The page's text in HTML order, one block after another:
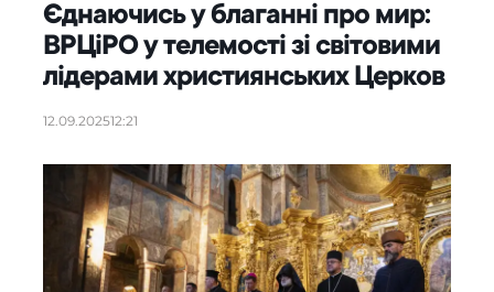
Єднаючись у благанні про мир:
ВРЦіРО у телемості зі світовими
лідерами християнських Церков
12.09.202512:21